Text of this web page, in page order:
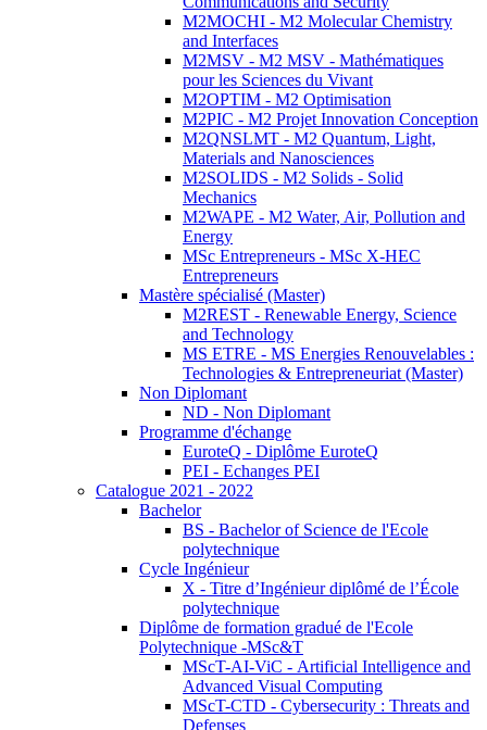
M2MOCHI - M2 Molecular Chemistry
and Interfaces
M2MSV - M2 MSV - Mathématiques
pour les Sciences du Vivant
M2OPTIM - M2 Optimisation
M2PIC - M2 Projet Innovation Conception
M2QNSLMT - M2 Quantum, Light,
Materials and Nanosciences
M2SOLIDS - M2 Solids - Solid
Mechanics
M2WAPE - M2 Water, Air, Pollution and
Energy
MSc Entrepreneurs - MSc X-HEC
Entrepreneurs
Mastère spécialisé (Master)
M2REST - Renewable Energy, Science
and Technology
MS ETRE - MS Energies Renouvelables :
Technologies & Entrepreneuriat (Master)
Non Diplomant
ND - Non Diplomant
Programme d'échange
EuroteQ - Diplôme EuroteQ
PEI - Echanges PEI
Catalogue 2021 - 2022
Bachelor
BS - Bachelor of Science de l'Ecole
polytechnique
Cycle Ingénieur
X - Titre d’Ingénieur diplômé de l’École
polytechnique
Diplôme de formation gradué de l'Ecole
Polytechnique -MSc&T
MScT-AI-ViC - Artificial Intelligence and
Advanced Visual Computing
MScT-CTD - Cybersecurity : Threats and
Defenses